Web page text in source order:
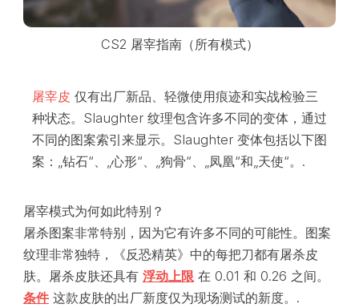
CS2 屠宰指南（所有模式）
屠宰皮 仅有出厂新品、轻微使用痕迹和实战检验三
种状态。Slaughter 纹理包含许多不同的变体，通过
不同的图案索引来显示。Slaughter 变体包括以下图
案：„钻石“、„心形“、„狗骨“、„凤凰“和„天使“。.
屠宰模式为何如此特别？
屠杀图案非常特别，因为它有许多不同的可能性。图案
纹理非常独特，《反恐精英》中的每把刀都有屠杀皮
肤。屠杀皮肤还具有 浮动上限在 0.01 和 0.26 之间。
条件这款皮肤的出厂新度仅为现场测试的新度。.